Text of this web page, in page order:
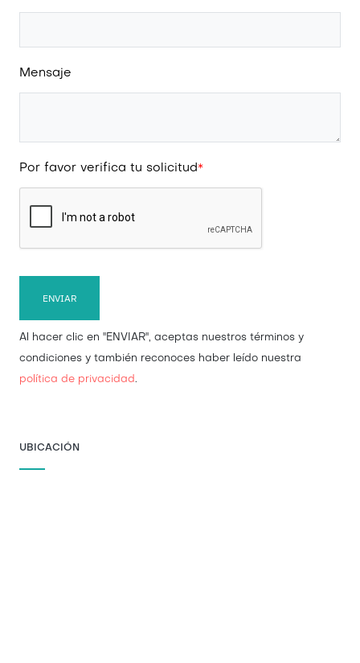
Mensaje
Por favor verifica tu solicitud*
ENVIAR
Al hacer clic en "ENVIAR", aceptas nuestros términos y
condiciones y también reconoces haber leído nuestra
política de privacidad.
UBICACIÓN